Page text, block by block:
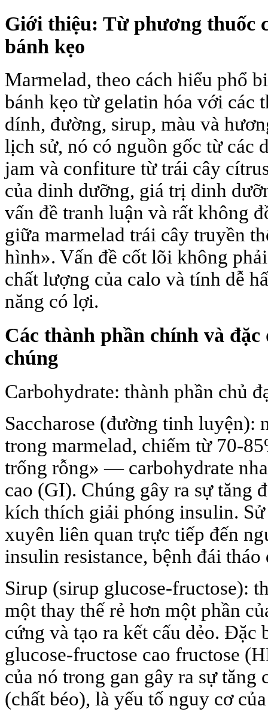
Giới thiệu: Từ phương thuốc
bánh kẹo
Marmelad, theo cách hiểu phổ
bánh kẹo từ gelatin hóa với các
dính, đường, sirup, màu và
lịch sử, nó có nguồn gốc từ các
jam và confiture từ trái cây
của dinh dưỡng, giá trị dinh
vấn đề tranh luận và rất không
giữa marmelad trái cây truyền
hình». Vấn đề cốt lõi không
chất lượng của calo và tính dễ
năng có lợi.
Các thành phần chính và
chúng
Carbohydrate: thành phần chủ
Saccharose (đường tinh luyện):
trong marmelad, chiếm từ 70-
trống rỗng» — carbohydrate
cao (GI). Chúng gây ra sự tăng
kích thích giải phóng insulin.
xuyên liên quan trực tiếp đến
insulin resistance, bệnh đái
Sirup (sirup glucose-fructose):
một thay thế rẻ hơn một phần
cứng và tạo ra kết cấu dẻo. Đặc
glucose-fructose cao fructose
của nó trong gan gây ra sự
(chất béo), là yếu tố nguy cơ